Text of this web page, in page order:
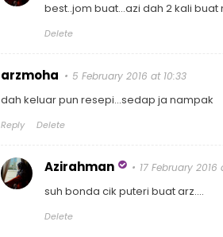
best..jom buat...azi dah 2 kali
Delete
arzmoha 5 February 2016 at 10:33
dah keluar pun resepi...sedap ja nampak
Reply Delete
Azirahman 17 February 2016
suh bonda cik puteri buat arz....
Delete